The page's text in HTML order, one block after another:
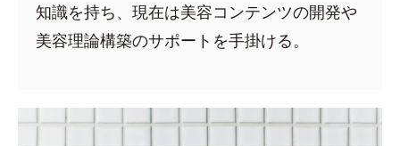
知識を持ち、現在は美容コンテンツの開発や
美容理論構築のサポートを手掛ける。